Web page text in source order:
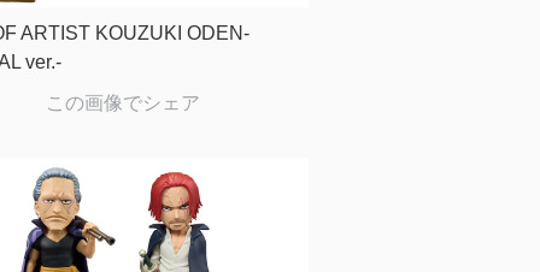
ARTIST KOUZUKI ODEN-
ver.-
この画像でシェア